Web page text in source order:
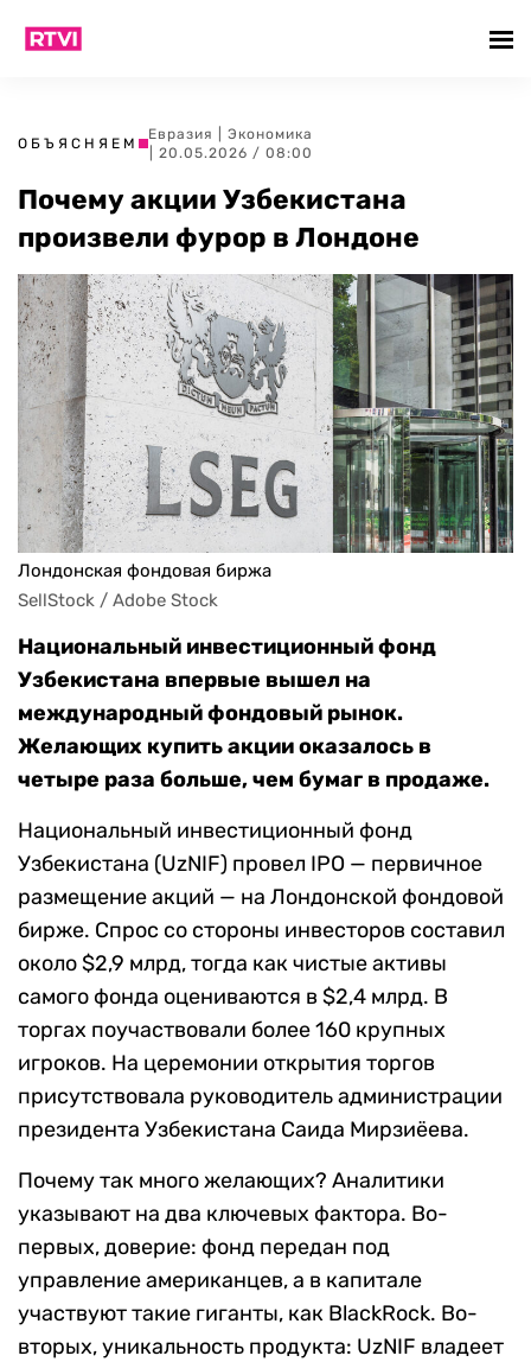
ОБЪЯСНЯЕМ
Евразия
Экономика
| 20.05.2026 / 08:00
Почему акции Узбекистана
произвели фурор в Лондоне
Лондонская фондовая биржа
SellStock / Adobe Stock
Национальный инвестиционный фонд
Узбекистана впервые вышел на
международный фондовый рынок.
Желающих купить акции оказалось в
четыре раза больше, чем бумаг в продаже.
Национальный инвестиционный фонд
Узбекистана (UzNIF) провел IPO — первичное
размещение акций — на Лондонской фондовой
бирже. Спрос со стороны инвесторов составил
около $2,9 млрд, тогда как чистые активы
самого фонда оцениваются в $2,4 млрд. В
торгах поучаствовали более 160 крупных
игроков. На церемонии открытия торгов
присутствовала руководитель администрации
президента Узбекистана Саида Мирзиёева.
Почему так много желающих? Аналитики
указывают на два ключевых фактора. Во-
первых, доверие: фонд передан под
управление американцев, а в капитале
участвуют такие гиганты, как BlackRock. Во-
вторых, уникальность продукта: UzNIF владеет